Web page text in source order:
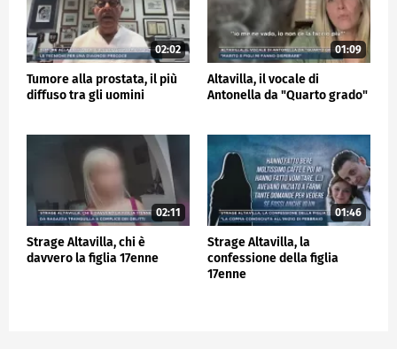
02:02
Tumore alla prostata, il più
diffuso tra gli uomini
01:09
Altavilla, il vocale di
Antonella da "Quarto grado"
02:11
Strage Altavilla, chi è
davvero la figlia 17enne
01:46
Strage Altavilla, la
confessione della figlia
17enne